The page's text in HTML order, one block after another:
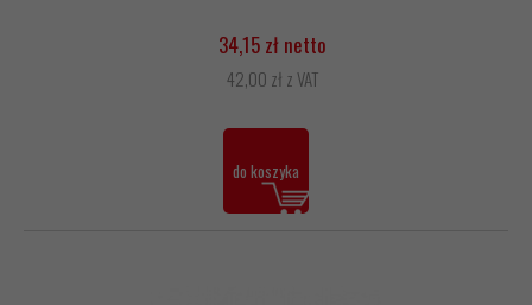
34,15 zł netto
42,00 zł z VAT
do koszyka